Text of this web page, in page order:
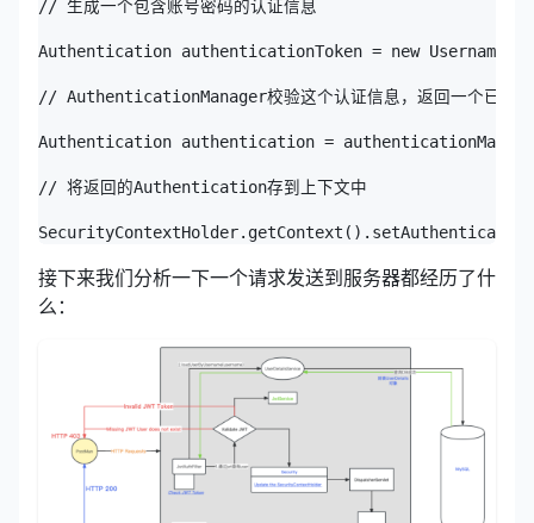
// 生成一个包含账号密码的认证信息
Authentication authenticationToken = new
// AuthenticationManager校验这个认证信息，返回一个已
Authentication authentication =
// 将返回的Authentication存到上下文中
接下来我们分析一下一个请求发送到服务器都经历了什
么：